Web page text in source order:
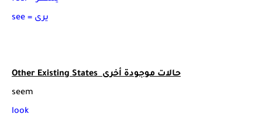
see = يرى
Other Existing States حالات موجودة أخرى
seem
look